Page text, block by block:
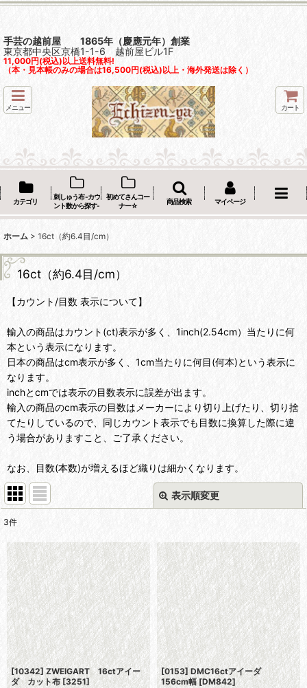
手芸の越前屋 1865年（慶應元年）創業
東京都中央区京橋1-1-6 越前屋ビル1F
11,000円(税込)以上送料無料!
（本・見本帳のみの場合は16,500円(税込)以上・海外発送は除く）
メニュー カート
カテゴリ
刺しゅう布 -カウ
ント数から探す-
初めてさんコー
ナー☆
商品検索 マイページ
ホーム > 16ct（約6.4目/cm）
16ct（約6.4目/cm）
【カウント/目数 表示について】
輸入の商品はカウント(ct)表示が多く、1inch(2.54cm）当たりに何
本という表示になります。
日本の商品はcm表示が多く、1cm当たりに何目(何本)という表示に
なります。
inchとcmでは表示の目数表示に誤差が出ます。
輸入の商品のcm表示の目数はメーカーにより切り上げたり、切り捨
てたりしているので、同じカウント表示でも目数に換算した際に違
う場合がありますこと、ご了承ください。
なお、目数(本数)が増えるほど織りは細かくなります。
表示順変更
並び順 :
絞り込む
3件
[10342] ZWEIGART 16ctアイー
ダ カット布 [3251]
[0153] DMC16ctアイーダ
156cm幅 [DM842]